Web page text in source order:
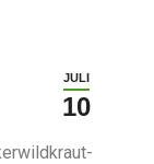
JULI
10